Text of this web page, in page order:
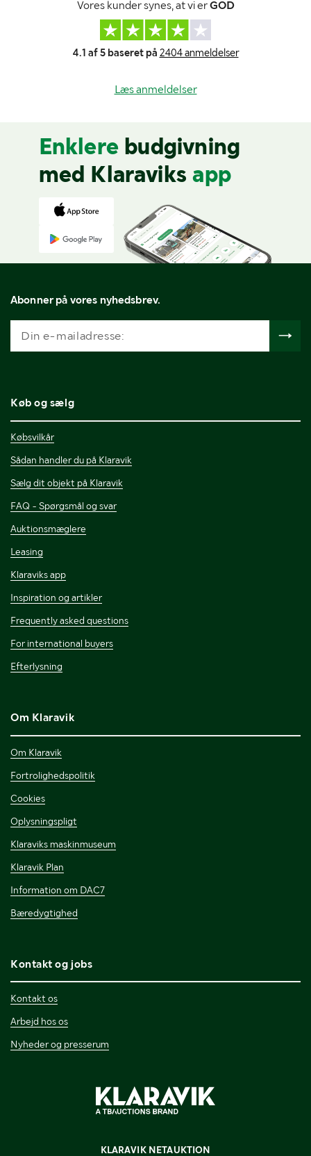
Vores kunder synes, at vi erGOD
4.1 af 5 baseret på 2404 anmeldelser
Læs anmeldelser
Enklere budgivning
med Klaraviks app
Abonner på vores nyhedsbrev.
Køb og sælg
Købsvilkår
Sådan handler du på Klaravik
Sælg dit objekt på Klaravik
FAQ - Spørgsmål og svar
Auktionsmæglere
Leasing
Klaraviks app
Inspiration og artikler
Frequently asked questions
For international buyers
Efterlysning
Om Klaravik
Om Klaravik
Fortrolighedspolitik
Cookies
Oplysningspligt
Klaraviks maskinmuseum
Klaravik Plan
Information om DAC7
Bæredygtighed
Kontakt og jobs
Kontakt os
Arbejd hos os
Nyheder og presserum
KLARAVIK NETAUKTION